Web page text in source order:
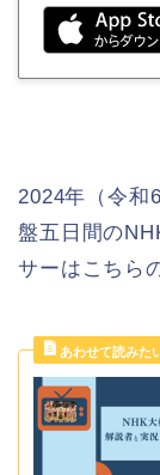
2024年（令和
盤五日間の
サーはこちら